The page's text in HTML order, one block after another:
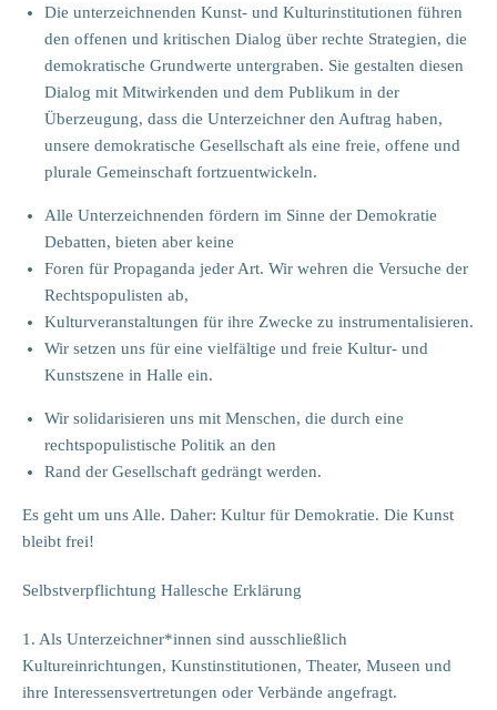
Die unterzeichnenden Kunst- und Kulturinstitutionen führen
den offenen und kritischen Dialog über rechte Strategien, die
demokratische Grundwerte untergraben. Sie gestalten diesen
Dialog mit Mitwirkenden und dem Publikum in der
Überzeugung, dass die Unterzeichner den Auftrag haben,
unsere demokratische Gesellschaft als eine freie, offene und
plurale Gemeinschaft fortzuentwickeln.
Alle Unterzeichnenden fördern im Sinne der Demokratie
Debatten, bieten aber keine
Foren für Propaganda jeder Art. Wir wehren die Versuche der
Rechtspopulisten ab,
Kulturveranstaltungen für ihre Zwecke zu instrumentalisieren.
Wir setzen uns für eine vielfältige und freie Kultur- und
Kunstszene in Halle ein.
Wir solidarisieren uns mit Menschen, die durch eine
rechtspopulistische Politik an den
Rand der Gesellschaft gedrängt werden.
Es geht um uns Alle. Daher: Kultur für Demokratie. Die Kunst
bleibt frei!
Selbstverpflichtung Hallesche Erklärung
1. Als Unterzeichner*innen sind ausschließlich
Kultureinrichtungen, Kunstinstitutionen, Theater, Museen und
ihre Interessensvertretungen oder Verbände angefragt.